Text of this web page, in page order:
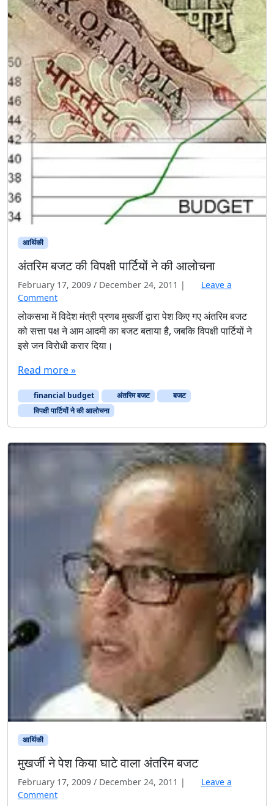
आर्थिकी
अंतरिम बजट की विपक्षी पार्टियों ने की आलोचना
February 17, 2009 / December 24, 2011 |
Leave a
Comment
लोकसभा में विदेश मंत्री प्रणब मुखर्जी द्वारा पेश किए गए अंतरिम बजट
को सत्ता पक्ष ने आम आदमी का बजट बताया है, जबकि विपक्षी पार्टियों ने
इसे जन विरोधी करार दिया।
Read more »
financial budget अंतरिम बजट
बजट
विपक्षी पार्टियों ने की आलोचना
आर्थिकी
मुखर्जी ने पेश किया घाटे वाला अंतरिम बजट
February 17, 2009 / December 24, 2011 |
Leave a
Comment